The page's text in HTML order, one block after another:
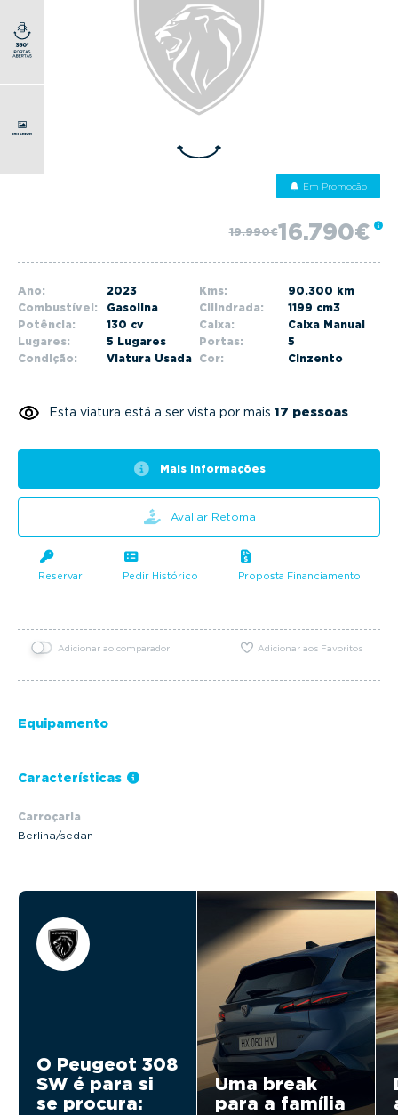
Em Promoção
19.990€16.790€
Ano: 2023 Kms:
90.300 km
Combustível:
Gasolina Cilindrada:
1199 cm3
Potência:
130 cv Caixa:
Caixa Manual
Lugares:
5 Lugares Portas:
5
Condição:
Viatura Usada Cor: Cinzento
Esta viatura está a ser vista por mais 17 pessoas
Mais informações
Avaliar Retoma
Reservar Pedir Histórico Proposta Financiamento
Adicionar ao comparador Adicionar aos Favoritos
Equipamento
Características
Carroçaria
Berlina/sedan
O Peugeot 308
SW é para si
se procura:
Uma break
para a família